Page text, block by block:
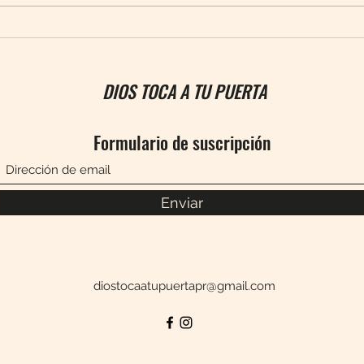
No
DIOS TOCA A TU PUERTA
Formulario de suscripción
Enviar
diostocaatupuertapr@gmail.com